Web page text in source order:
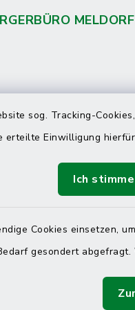
sog. Tracking-
erteilte Einwilligung
Ich
Cookies einsetzen,
gesondert
MELDORF
- Donnerstag